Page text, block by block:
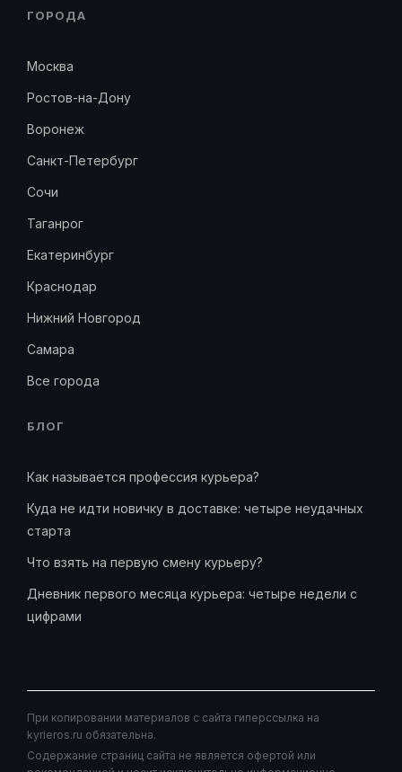
ГОРОДА
Москва
Ростов-на-Дону
Воронеж
Санкт-Петербург
Сочи
Таганрог
Екатеринбург
Краснодар
Нижний Новгород
Самара
Все города
БЛОГ
Как называется профессия курьера?
Куда не идти новичку в доставке: четыре неудачных
старта
Что взять на первую смену курьеру?
Дневник первого месяца курьера: четыре недели с
цифрами
При копировании материалов с сайта гиперссылка на
kyrieros.ru обязательна.
Содержание страниц сайта не является офертой или